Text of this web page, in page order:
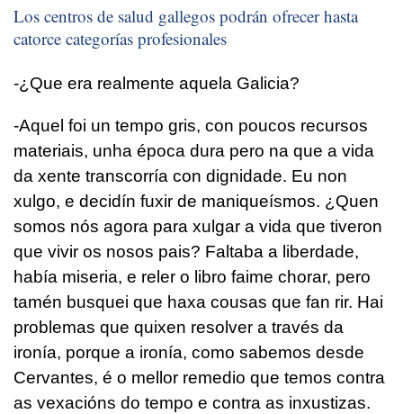
Los centros de salud gallegos podrán ofrecer hasta
catorce categorías profesionales
-¿Que era realmente aquela Galicia?
-Aquel foi un tempo gris, con poucos recursos
materiais, unha época dura pero na que a vida
da xente transcorría con dignidade. Eu non
xulgo, e decidín fuxir de maniqueísmos. ¿Quen
somos nós agora para xulgar a vida que tiveron
que vivir os nosos pais? Faltaba a liberdade,
había miseria, e reler o libro faime chorar, pero
tamén busquei que haxa cousas que fan rir. Hai
problemas que quixen resolver a través da
ironía, porque a ironía, como sabemos desde
Cervantes, é o mellor remedio que temos contra
as vexacións do tempo e contra as inxustizas.